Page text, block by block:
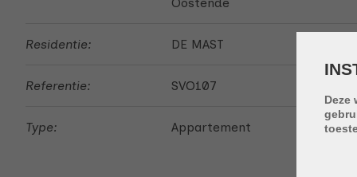
Oostende
Residentie: DE MAST
Referentie: SVO107
Type: Appartement
Deze